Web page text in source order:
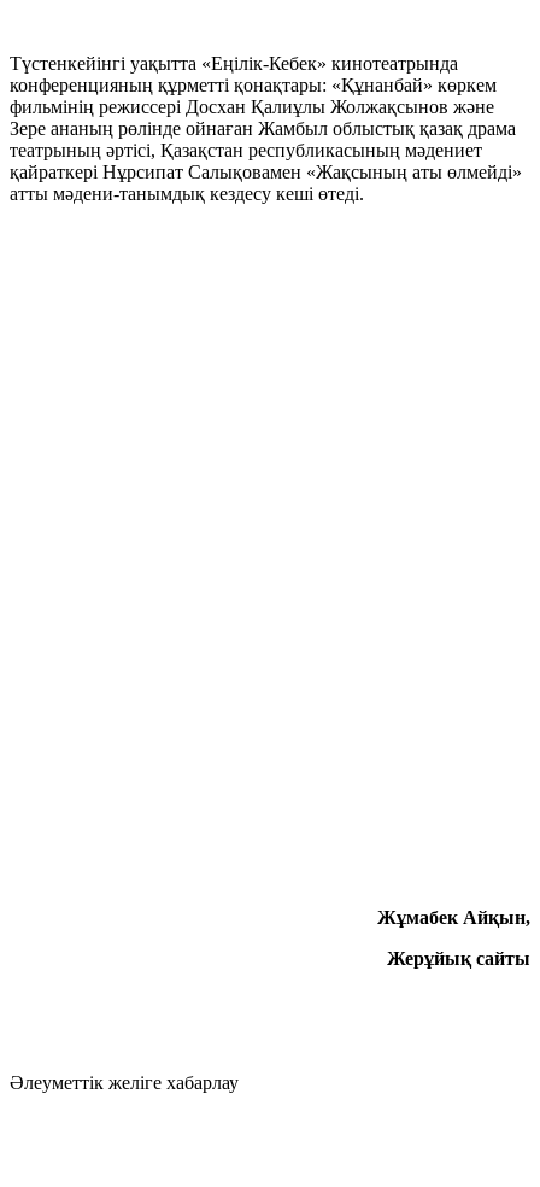
Түстенкейінгі уақытта «Еңілік-Кебек» кинотеатрында
конференцияның құрметті қонақтары: «Құнанбай» көркем
фильмінің режиссері Досхан Қалиұлы Жолжақсынов және
Зере ананың рөлінде ойнаған Жамбыл облыстық қазақ драма
театрының әртісі, Қазақстан республикасының мәдениет
қайраткері Нұрсипат Салықовамен «Жақсының аты өлмейді»
атты мәдени-танымдық кездесу кеші өтеді.
Жұмабек Айқын,
Жерұйық сайты
Әлеуметтік желіге хабарлау